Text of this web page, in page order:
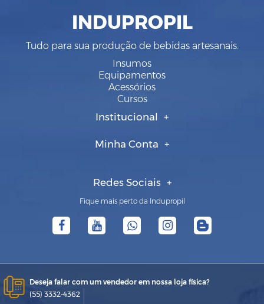
INDUPROPIL
Tudo para sua produção de bebidas artesanais.
Insumos
Equipamentos
Acessórios
Cursos
Institucional
Minha Conta
Redes Sociais
Fique mais perto da Indupropil
Deseja falar com um vendedor em nossa loja física?
(55) 3332-4362